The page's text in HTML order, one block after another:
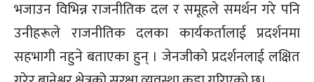
भजाउन विभिन्न राजनीतिक दल र समूहले समर्थन गरे पनि
उनीहरूले राजनीतिक दलका कार्यकर्तालाई प्रदर्शनमा
सहभागी नहुने बताएका हुन् । जेनजीको प्रदर्शनलाई लक्षित